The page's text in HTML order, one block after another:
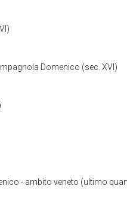
Domenico (sec. XVI)
- ambito veneto (ultimo